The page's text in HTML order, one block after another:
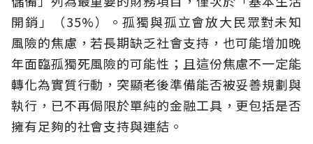
開銷」（35%）。孤獨與孤立會放大民眾對未知
風險的焦慮，若長期缺乏社會支持，也可能增加晚
年面臨孤獨死風險的可能性；且這份焦慮不一定能
轉化為實質行動，突顯老後準備能否被妥善規劃與
執行，已不再侷限於單純的金融工具，更包括是否
擁有足夠的社會支持與連結。